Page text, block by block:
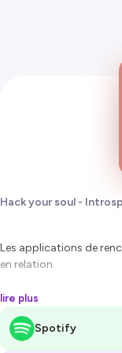
Hack your soul -
Les applications de
en relation.
Mais à force de filtrer,
en train de rencontrer
Ou sommes-nous peu
lire plus
Spotify